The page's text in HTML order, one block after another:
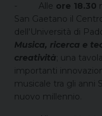
- Alle ore 18.30
San Gaetano il
dell'Università di
Musica, ricerca e
creatività; una
importanti
musicale tra gli anni
nuovo millennio.